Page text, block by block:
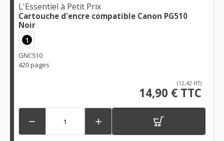
L'Essentiel à Petit Prix
Cartouche d'encre compatible Canon PG510
Noir
1
GNC510
420 pages
(12,42 HT)
14,90 € TTC
 